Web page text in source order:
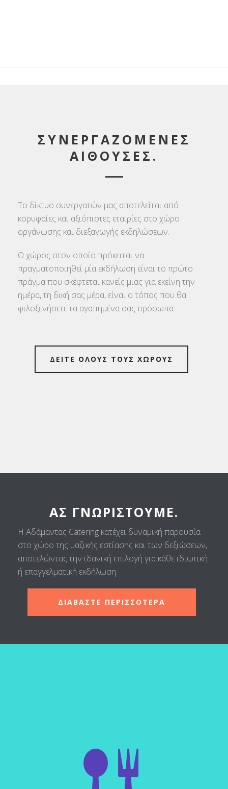
ΣΥΝΕΡΓΑΖΟΜΕΝΕΣ
ΑΙΘΟΥΣΕΣ.
Το δίκτυο συνεργατών μας αποτελείται από
κορυφαίες και αξιόπιστες εταιρίες στο χώρο
οργάνωσης και διεξαγωγής εκδηλώσεων.
Ο χώρος στον οποίο πρόκειται να
πραγματοποιηθεί μία εκδήλωση είναι το πρώτο
πράγμα που σκέφτεται κανείς μιας για εκείνη την
ημέρα, τη δική σας μέρα, είναι ο τόπος που θα
φιλοξενήσετε τα αγαπημένα σας πρόσωπα.
ΔΕΙΤΕ ΟΛΟΥΣ ΤΟΥΣ ΧΩΡΟΥΣ
ΑΣ ΓΝΩΡΙΣΤΟΎΜΕ.
Η Αδάμαντας Catering κατέχει δυναμική παρουσία
στο χώρο της μαζικής εστίασης και των δεξιώσεων,
αποτελώντας την ιδανική επιλογή για κάθε ιδιωτική
ή επαγγελματική εκδήλωση.
ΔΙΑΒΑΣΤΕ ΠΕΡΙΣΣΟΤΕΡΑ